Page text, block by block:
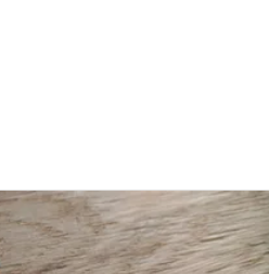
тарифи "до
деградувала: чи варто